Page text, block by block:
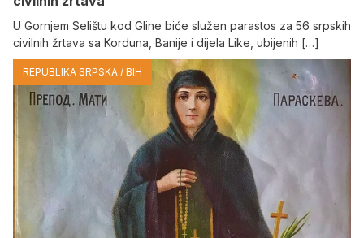
U Gornjem Selištu kod Gline biće služen parastos za 56 srpskih
civilnih žrtava sa Korduna, Banije i dijela Like, ubijenih […]
REPUBLIKA SRPSKA / BIH